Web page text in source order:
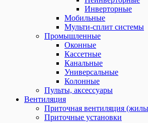
Инверторные
Мобильные
Мульти-сплит системы
Промышленные
Оконные
Кассетные
Канальные
Универсальные
Колонные
Пульты, аксессуары
Вентиляция
Приточная вентиляция
Приточные установки